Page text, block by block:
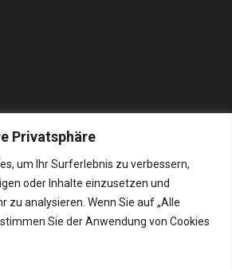
Privatsphäre
um Ihr Surferlebnis zu verbessern,
oder Inhalte einzusetzen und
zu analysieren. Wenn Sie auf „Alle
Sie der Anwendung von Cookies